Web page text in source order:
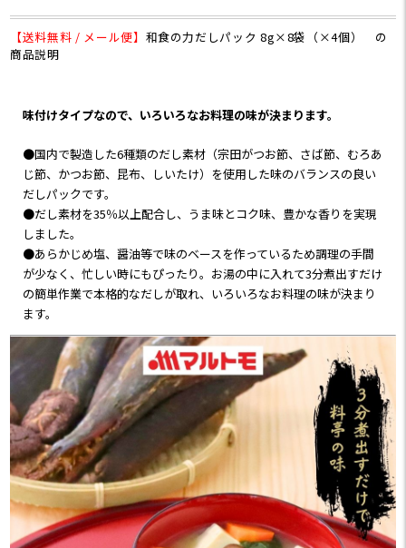
具沢山けんちん汁を作りま
した🐿️🍁
寒い朝に沁みる〜とってもお
prebushi_marutomo の和食
の力だしパックを使いまし
た！
6種類の素材のお出汁で香り
も旨みも抜群🐟
袋を開けたときのお出汁の
香りがとってもよかった◎
塩、醤油等で味が整えられ
ているので3分煮出すだけで
本格的なだしが取れて料理
の味が決まるのも嬉しい〜
☺️
朝の忙しい時とか時間がな
い時にもぴったり🪴
煮物にはもちろんだけど、こ
れと一緒にご飯炊いて
炊き込みご飯を作ってみても
おいしそうだな〜🍙🍂
prebushi_marutomo より
商品提供頂きました。
パック
「和食の力だしパック(R)」
以前から気になっていたこの
おだし
一からだしを取るのは面倒
だけど
素材からだしは取りたい
こちらの商品は
ースを作っているため
お湯に入れて3分煮出すだけ
で
・
実際に煮出してみると
香りからいつもと違います
良いお料理屋さんに来た気
分✨
・
京都で有名な衣笠丼を作って
みました😆
衣笠丼は, 油あげとネギを卵
でとじた
シンプルな丼ぶりで
【送料無料 / メール便】 和食の力だしパック 8g×8袋（×4個）
の
商品説明
味付けタイプなので、いろいろなお料理の味が決まります。
●国内で製造した6種類のだし素材（宗田がつお節、さば節、むろあ
じ節、かつお節、昆布、しいたけ）を使用した味のバランスの良い
だしパックです。
●だし素材を35％以上配合し、うま味とコク味、豊かな香りを実現
しました。
●あらかじめ塩、醤油等で味のベースを作っているため調理の手間
が少なく、忙しい時にもぴったり。お湯の中に入れて3分煮出すだけ
の簡単作業で本格的なだしが取れ、いろいろなお料理の味が決まり
ます。